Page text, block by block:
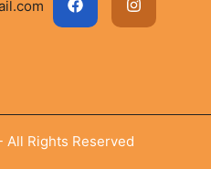
All Rights Reserved